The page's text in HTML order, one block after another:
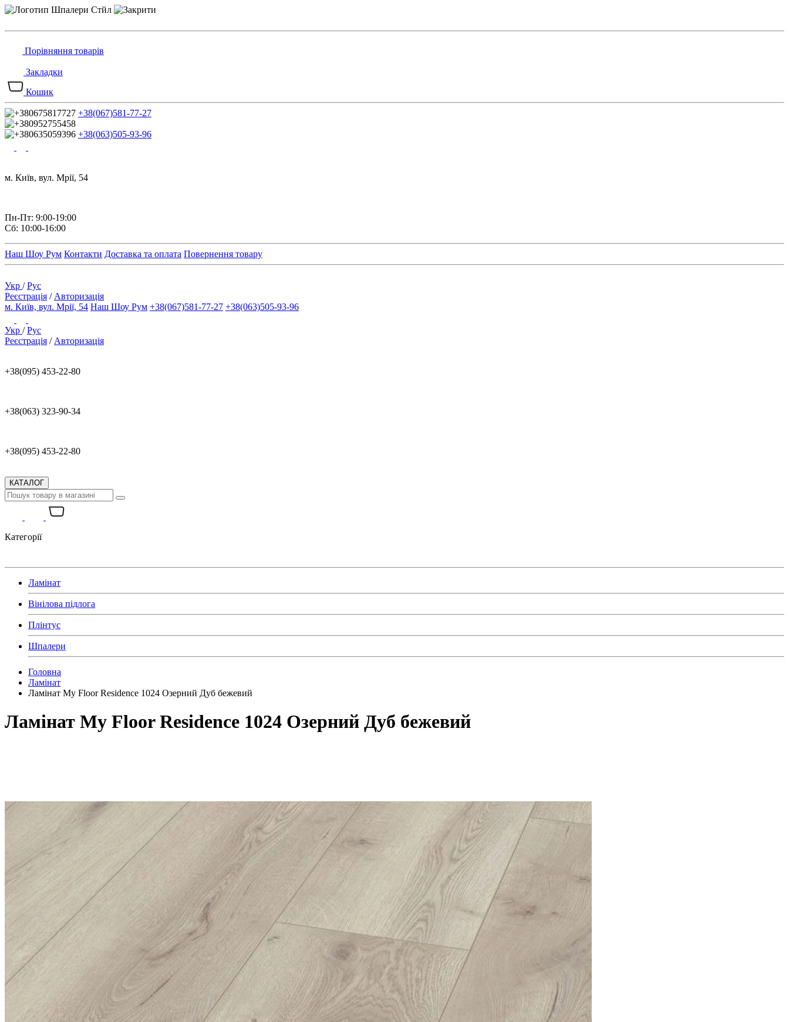
Порівняння товарів
Закладки
Кошик
+38(067)581-77-27
+38(063)505-93-96
м. Київ, вул. Мрії, 54
Пн-Пт: 9:00-19:00
Сб: 10:00-16:00
Наш Шоу Рум Контакти Доставка та оплата Повернення товару
Укр /Рус
Реєстрація / Авторизація
м. Київ, вул. Мрії, 54 Наш Шоу Рум +38(067)581-77-27 +38(063)505-93-96
Укр /Рус
Реєстрація / Авторизація
+38(095) 453-22-80
+38(063) 323-90-34
+38(095) 453-22-80
КАТАЛОГ
Категорії
Ламінат
Вінілова підлога
Плінтус
Шпалери
Головна
Ламінат
Ламінат My Floor Residence 1024 Озерний Дуб бежевий
Ламінат My Floor Residence 1024 Озерний Дуб бежевий